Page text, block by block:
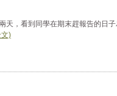
天，看到同學在期末趕報告的日
)